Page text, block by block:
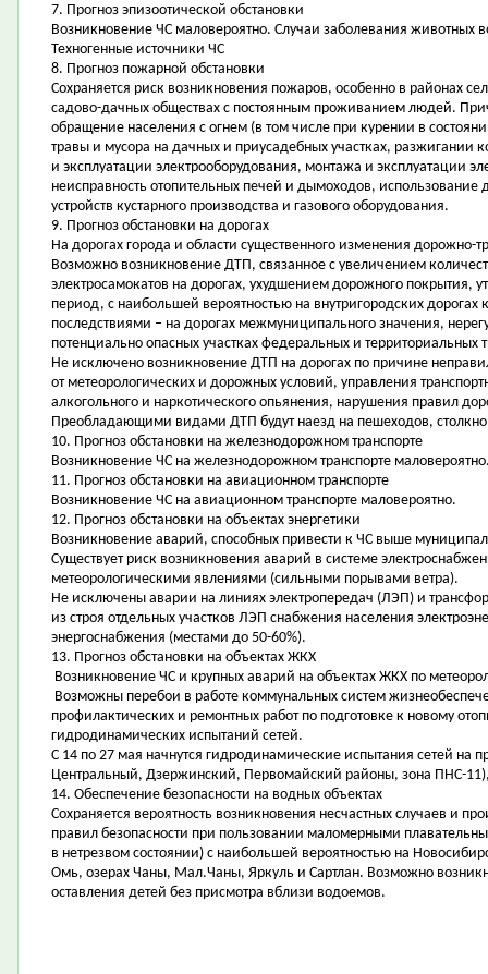
7. Прогноз эпизоотической обстановки
Возникновение ЧС маловероятно. Случаи заболевания животных
Техногенные источники ЧС
8. Прогноз пожарной обстановки
Сохраняется риск возникновения пожаров, особенно в районах
садово-дачных обществах с постоянным проживанием людей.
обращение населения с огнем (в том числе при курении в
травы и мусора на дачных и приусадебных участках, разжигании
и эксплуатации электрооборудования, монтажа и эксплуатации
неисправность отопительных печей и дымоходов,
устройств кустарного производства и газового оборудования.
9. Прогноз обстановки на дорогах
На дорогах города и области существенного изменения дорожно-
Возможно возникновение ДТП, связанное с увеличением
электросамокатов на дорогах, ухудшением дорожного покрытия,
период, с наибольшей вероятностью на внутригородских
последствиями – на дорогах межмуниципального значения,
потенциально опасных участках федеральных и территориальных
Не исключено возникновение ДТП на дорогах по причине
от метеорологических и дорожных условий, управления
алкогольного и наркотического опьянения, нарушения правил
Преобладающими видами ДТП будут наезд на пешеходов,
10. Прогноз обстановки на железнодорожном транспорте
Возникновение ЧС на железнодорожном транспорте
11. Прогноз обстановки на авиационном транспорте
Возникновение ЧС на авиационном транспорте маловероятно.
12. Прогноз обстановки на объектах энергетики
Возникновение аварий, способных привести к ЧС выше
Существует риск возникновения аварий в системе
метеорологическими явлениями (сильными порывами ветра).
Не исключены аварии на линиях электропередач (ЛЭП) и
из строя отдельных участков ЛЭП снабжения населения
энергоснабжения (местами до 50-60%).
13. Прогноз обстановки на объектах ЖКХ
Возникновение ЧС и крупных аварий на объектах ЖКХ по
Возможны перебои в работе коммунальных систем
профилактических и ремонтных работ по подготовке к новому
гидродинамических испытаний сетей.
С 14 по 27 мая начнутся гидродинамические испытания сетей на
Центральный, Дзержинский, Первомайский районы, зона ПНС-
14. Обеспечение безопасности на водных объектах
Сохраняется вероятность возникновения несчастных случаев и
правил безопасности при пользовании маломерными
в нетрезвом состоянии) с наибольшей вероятностью на
Омь, озерах Чаны, Мал.Чаны, Яркуль и Сартлан. Возможно
оставления детей без присмотра вблизи водоемов.